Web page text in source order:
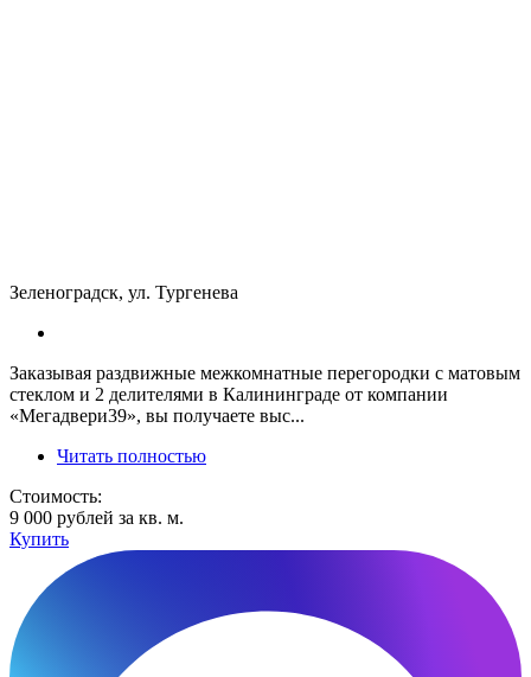
Зеленоградск, ул. Тургенева
Заказывая раздвижные межкомнатные перегородки с матовым
стеклом и 2 делителями в Калининграде от компании
«Мегадвери39», вы получаете выс...
Читать полностью
Стоимость:
9 000 рублей за кв. м.
Купить